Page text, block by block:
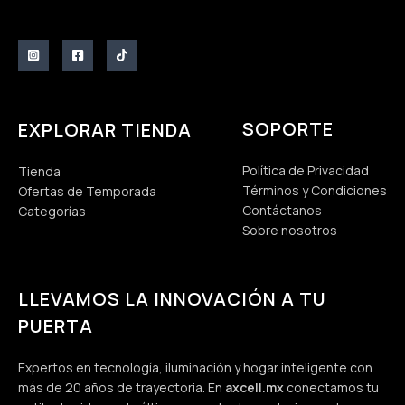
EXPLORAR TIENDA
Tienda
Ofertas de Temporada
Categorías
SOPORTE
Política de Privacidad
Términos y Condiciones
Contáctanos
Sobre nosotros
LLEVAMOS LA INNOVACIÓN A TU
PUERTA
Expertos en tecnología, iluminación y hogar inteligente con
más de 20 años de trayectoria. En axcell.mx conectamos tu